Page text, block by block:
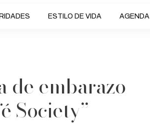
ESTILO DE VIDA AGENDA
de embarazo
Society”